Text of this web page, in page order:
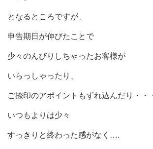
となるところですが、
申告期日が伸びたことで
少々のんびりしちゃったお客様が
いらっしゃったり、
ご捺印のアポイントもずれ込んだり・・
いつもよりは少々
すっきりと終わった感がなく….